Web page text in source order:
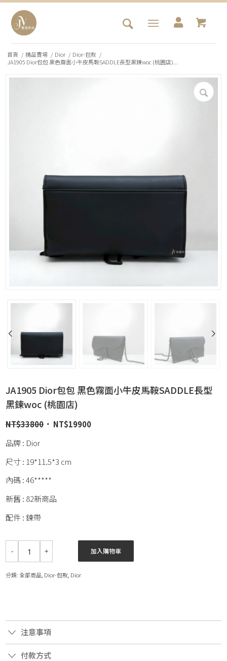
首頁 / 精品賣場 / Dior / Dior-包款 /
JA1905 Dior包包 黑色霧面小牛皮馬鞍SADDLE長型黑鍊woc (桃園店)...
JA1905 Dior包包 黑色霧面小牛皮馬鞍SADDLE長型
黑鍊woc (桃園店)
NT$33800 NT$19900
品牌 : Dior
尺寸 : 19*11.5*3 cm
內碼 : 46*****
新舊 : 82新商品
配件 : 鍊帶
加入購物車
分類:全部商品 Dior-包款 Dior
注意事項
付款方式